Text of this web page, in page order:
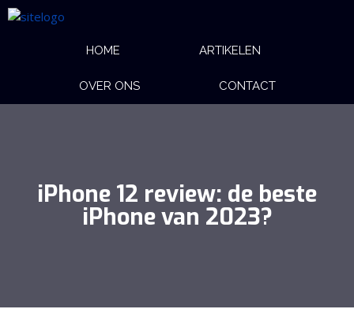
HOME ARTIKELEN
OVER ONS CONTACT
iPhone 12 review: de beste
iPhone van 2023?